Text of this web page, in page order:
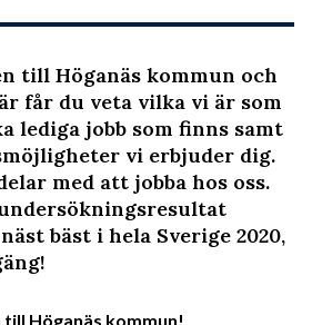
till Höganäs kommun och
får du veta vilka vi är som
lediga jobb som finns samt
vi erbjuder dig.
med att jobba hos oss.
bäst i hela Sverige 2020,
Höganäs kommun!